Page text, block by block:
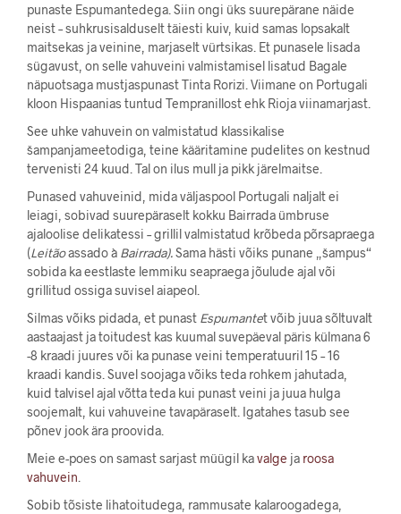
punaste Espumantedega. Siin ongi üks suurepärane näide
neist – suhkrusisalduselt täiesti kuiv, kuid samas lopsakalt
maitsekas ja veinine, marjaselt vürtsikas. Et punasele lisada
sügavust, on selle vahuveini valmistamisel lisatud Bagale
näpuotsaga mustjaspunast Tinta Rorizi. Viimane on Portugali
kloon Hispaanias tuntud Tempranillost ehk Rioja viinamarjast.
See uhke vahuvein on valmistatud klassikalise
šampanjameetodiga, teine kääritamine pudelites on kestnud
tervenisti 24 kuud. Tal on ilus mull ja pikk järelmaitse.
Punased vahuveinid, mida väljaspool Portugali naljalt ei
leiagi, sobivad suurepäraselt kokku Bairrada ümbruse
ajaloolise delikatessi – grillil valmistatud krõbeda põrsapraega
(Leitãoassado à Bairrada).Sama hästi võiks punane „šampus“
sobida ka eestlaste lemmiku seapraega jõulude ajal või
grillitud ossiga suvisel aiapeol.
Silmas võiks pidada, et punast Espumantet võib juua sõltuvalt
aastaajast ja toitudest kas kuumal suvepäeval päris külmana 6
-8 kraadi juures või ka punase veini temperatuuril 15 – 16
kraadi kandis. Suvel soojaga võiks teda rohkem jahutada,
kuid talvisel ajal võtta teda kui punast veini ja juua hulga
soojemalt, kui vahuveine tavapäraselt. Igatahes tasub see
põnev jook ära proovida.
Meie e-poes on samast sarjast müügil kavalge ja roosa
vahuvein
Sobib tõsiste lihatoitudega, rammusate kalaroogadega,